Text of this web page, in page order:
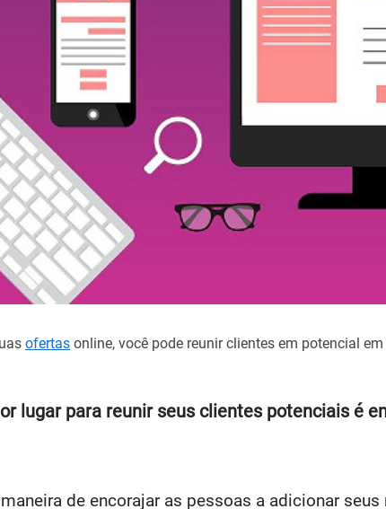
ofertas online, você pode reunir clientes em potencial
lugar para reunir seus clientes potenciais é
de encorajar as pessoas a adicionar